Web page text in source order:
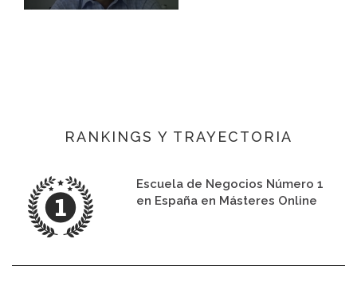
RANKINGS Y TRAYECTORIA
Escuela de Negocios Número 1
en España en Másteres Online